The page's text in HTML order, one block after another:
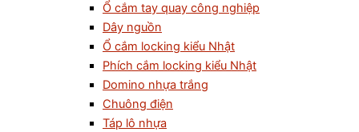
Ổ cắm tay quay công nghiệp
Dây nguồn
Ổ cắm locking kiểu Nhật
Phích cắm locking kiểu Nhật
Domino nhựa trắng
Chuông điện
Táp lô nhựa